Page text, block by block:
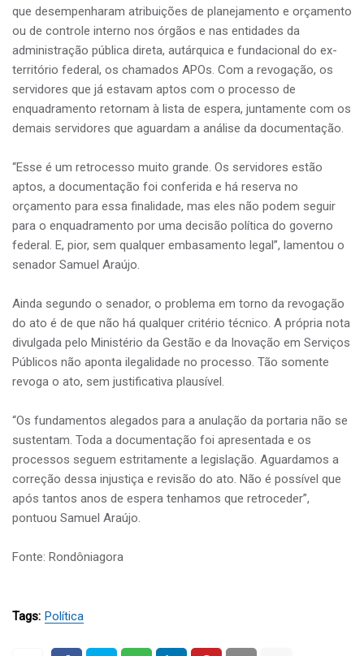
que desempenharam atribuições de planejamento e orçamento
ou de controle interno nos órgãos e nas entidades da
administração pública direta, autárquica e fundacional do ex-
território federal, os chamados APOs. Com a revogação, os
servidores que já estavam aptos com o processo de
enquadramento retornam à lista de espera, juntamente com os
demais servidores que aguardam a análise da documentação.
“Esse é um retrocesso muito grande. Os servidores estão
aptos, a documentação foi conferida e há reserva no
orçamento para essa finalidade, mas eles não podem seguir
para o enquadramento por uma decisão política do governo
federal. E, pior, sem qualquer embasamento legal”, lamentou o
senador Samuel Araújo.
Ainda segundo o senador, o problema em torno da revogação
do ato é de que não há qualquer critério técnico. A própria nota
divulgada pelo Ministério da Gestão e da Inovação em Serviços
Públicos não aponta ilegalidade no processo. Tão somente
revoga o ato, sem justificativa plausível.
“Os fundamentos alegados para a anulação da portaria não se
sustentam. Toda a documentação foi apresentada e os
processos seguem estritamente a legislação. Aguardamos a
correção dessa injustiça e revisão do ato. Não é possível que
após tantos anos de espera tenhamos que retroceder”,
pontuou Samuel Araújo.
Fonte: Rondôniagora
Tags: Política